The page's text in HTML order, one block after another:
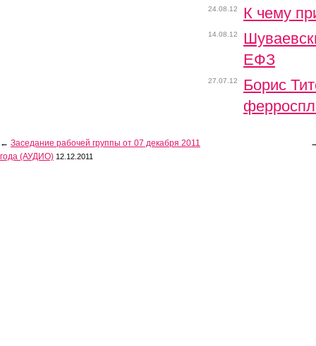
24.08.12 К чему
14.08.12
ЕФЗ
27.07.12
Борис
← Заседание рабочей группы от 07 декабря 2011
года (АУДИО) 12.12.2011